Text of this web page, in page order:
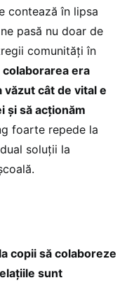
contează în lipsa
pasă nu doar de
comunități în
era
cât de vital e
și să acționăm
foarte repede la
soluții la
copii să colaboreze
sunt